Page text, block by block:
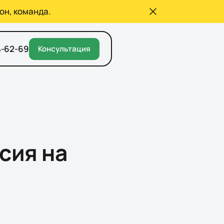
команда.
62-69 Консультация
на